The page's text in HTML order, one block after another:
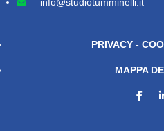
PRIVACY -
MAPPA